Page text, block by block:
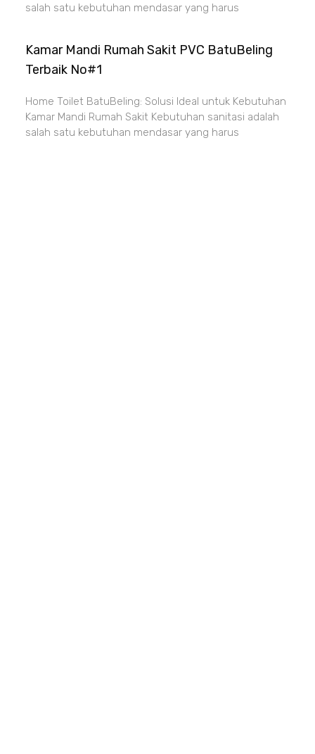
salah satu kebutuhan mendasar yang harus
Kamar Mandi Rumah Sakit PVC BatuBeling
Terbaik No#1
Home Toilet BatuBeling: Solusi Ideal untuk Kebutuhan
Kamar Mandi Rumah Sakit Kebutuhan sanitasi adalah
salah satu kebutuhan mendasar yang harus